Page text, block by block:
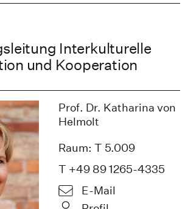
Interkulturelle
und Kooperation
Prof. Dr. Katharina von
Helmolt
Raum: T 5.009
T +49 89 1265-4335
E-Mail